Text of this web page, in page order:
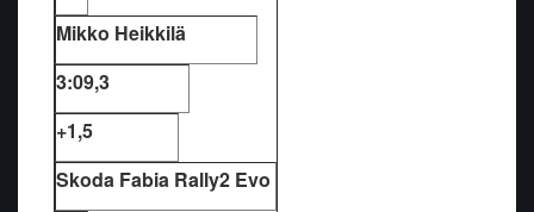
Mikko Heikkilä
3:09,3
+1,5
Skoda Fabia Rally2 Evo